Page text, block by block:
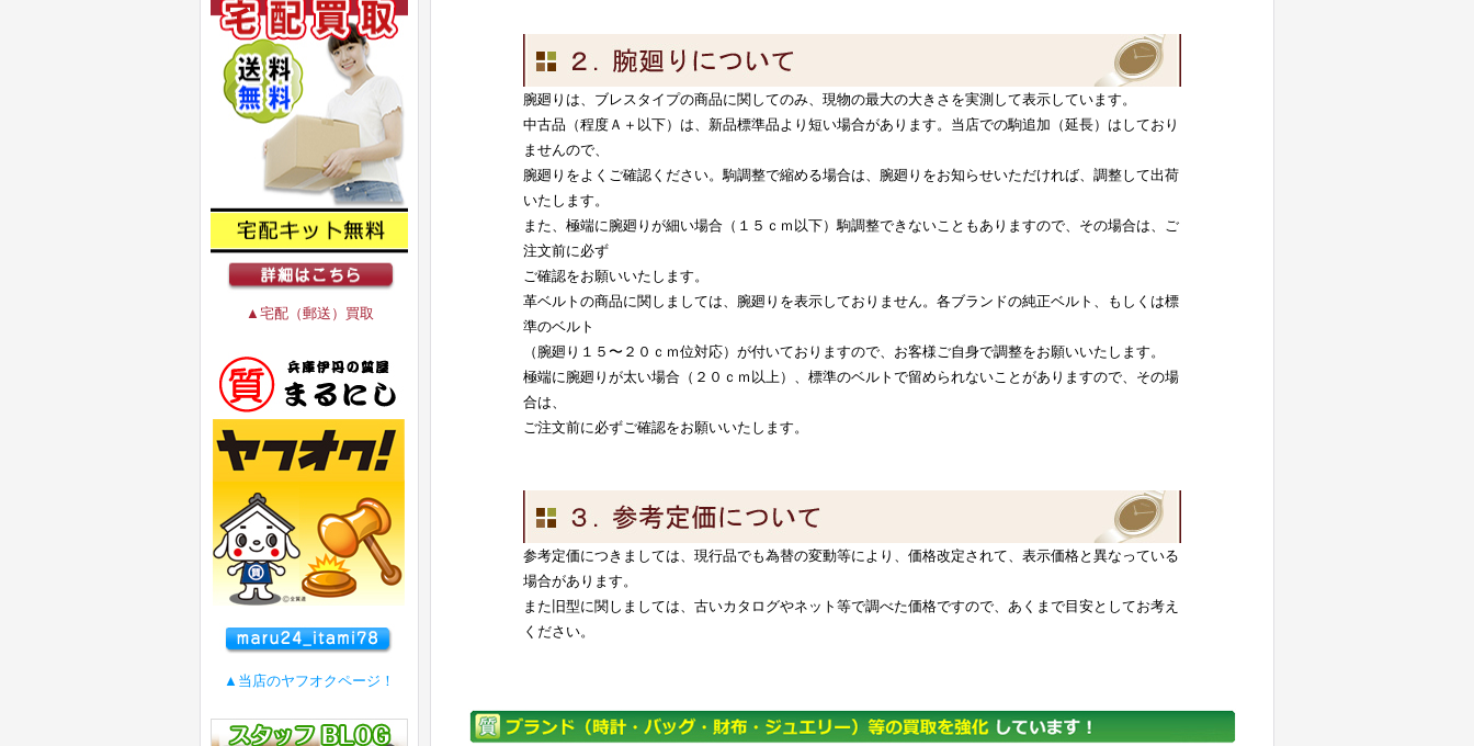
▲宅配（郵送）買取
▲当店のヤフオクページ！
腕廻りは、ブレスタイプの商品に関してのみ、現物の最大の大きさを実測して表示しています。
中古品（程度Ａ＋以下）は、新品標準品より短い場合があります。当店での駒追加（延長）はしており
ませんので、
腕廻りをよくご確認ください。駒調整で縮める場合は、腕廻りをお知らせいただければ、調整して出荷
いたします。
また、極端に腕廻りが細い場合（１５ｃｍ以下）駒調整できないこともありますので、その場合は、ご
注文前に必ず
ご確認をお願いいたします。
革ベルトの商品に関しましては、腕廻りを表示しておりません。各ブランドの純正ベルト、もしくは標
準のベルト
（腕廻り１５〜２０ｃｍ位対応）が付いておりますので、お客様ご自身で調整をお願いいたします。
極端に腕廻りが太い場合（２０ｃｍ以上）、標準のベルトで留められないことがありますので、その場
合は、
ご注文前に必ずご確認をお願いいたします。
参考定価につきましては、現行品でも為替の変動等により、価格改定されて、表示価格と異なっている
場合があります。
また旧型に関しましては、古いカタログやネット等で調べた価格ですので、あくまで目安としてお考え
ください。